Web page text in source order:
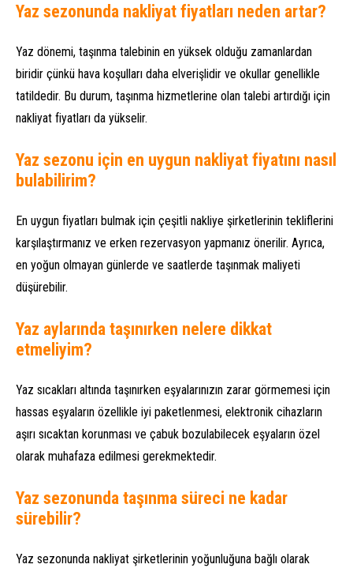
Yaz sezonunda nakliyat fiyatları neden artar?
Yaz dönemi, taşınma talebinin en yüksek olduğu zamanlardan
biridir çünkü hava koşulları daha elverişlidir ve okullar genellikle
tatildedir. Bu durum, taşınma hizmetlerine olan talebi artırdığı için
nakliyat fiyatları da yükselir.
Yaz sezonu için en uygun nakliyat fiyatını nasıl
bulabilirim?
En uygun fiyatları bulmak için çeşitli nakliye şirketlerinin tekliflerini
karşılaştırmanız ve erken rezervasyon yapmanız önerilir. Ayrıca,
en yoğun olmayan günlerde ve saatlerde taşınmak maliyeti
düşürebilir.
Yaz aylarında taşınırken nelere dikkat
etmeliyim?
Yaz sıcakları altında taşınırken eşyalarınızın zarar görmemesi için
hassas eşyaların özellikle iyi paketlenmesi, elektronik cihazların
aşırı sıcaktan korunması ve çabuk bozulabilecek eşyaların özel
olarak muhafaza edilmesi gerekmektedir.
Yaz sezonunda taşınma süreci ne kadar
sürebilir?
Yaz sezonunda nakliyat şirketlerinin yoğunluğuna bağlı olarak